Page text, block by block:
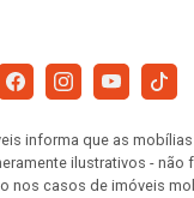
informa que as
ilustrativos - não
nos casos de imóveis